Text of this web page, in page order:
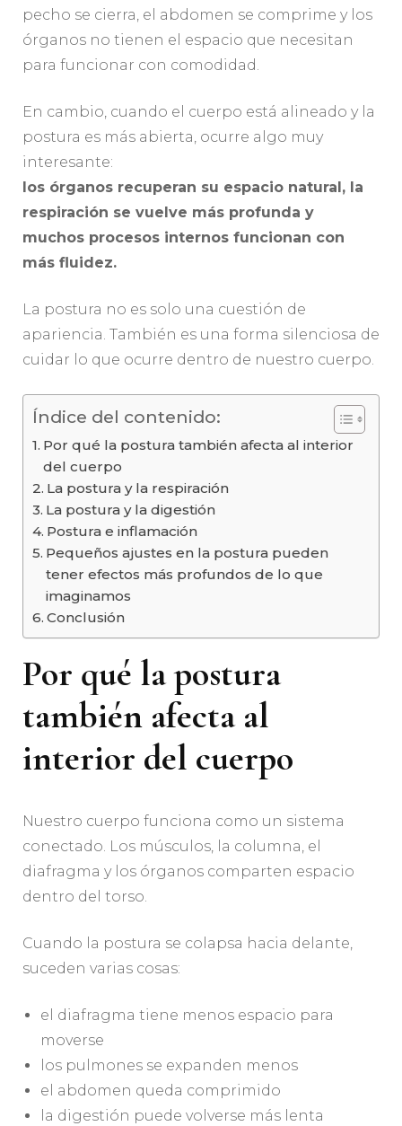
pecho se cierra, el abdomen se comprime y los
órganos no tienen el espacio que necesitan
para funcionar con comodidad.
En cambio, cuando el cuerpo está alineado y la
postura es más abierta, ocurre algo muy
interesante:
los órganos recuperan su espacio natural, la
respiración se vuelve más profunda y
muchos procesos internos funcionan con
más fluidez.
La postura no es solo una cuestión de
apariencia. También es una forma silenciosa de
cuidar lo que ocurre dentro de nuestro cuerpo.
Índice del contenido:
Por qué la postura también afecta al interior
del cuerpo
La postura y la respiración
La postura y la digestión
Postura e inflamación
Pequeños ajustes en la postura pueden
tener efectos más profundos de lo que
imaginamos
Conclusión
Por qué la postura
también afecta al
interior del cuerpo
Nuestro cuerpo funciona como un sistema
conectado. Los músculos, la columna, el
diafragma y los órganos comparten espacio
dentro del torso.
Cuando la postura se colapsa hacia delante,
suceden varias cosas:
el diafragma tiene menos espacio para
moverse
los pulmones se expanden menos
el abdomen queda comprimido
la digestión puede volverse más lenta